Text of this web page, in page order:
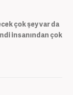
çok şey var da
insanından çok